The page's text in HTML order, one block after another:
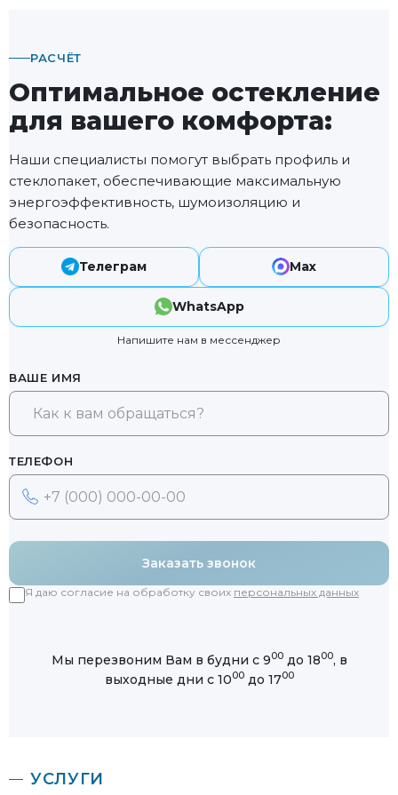
РАСЧЁТ
Оптимальное остекление
для вашего комфорта:
Наши специалисты помогут выбрать профиль и
стеклопакет, обеспечивающие максимальную
энергоэффективность, шумоизоляцию и
безопасность.
Телеграм Max
WhatsApp
Напишите нам в мессенджер
ВАШЕ ИМЯ
ТЕЛЕФОН
Заказать звонок
Я даю согласие на обработку своих персональных данных
Мы перезвоним Вам в будни с 900до 1800, в
выходные дни с 1000до 1700
УСЛУГИ